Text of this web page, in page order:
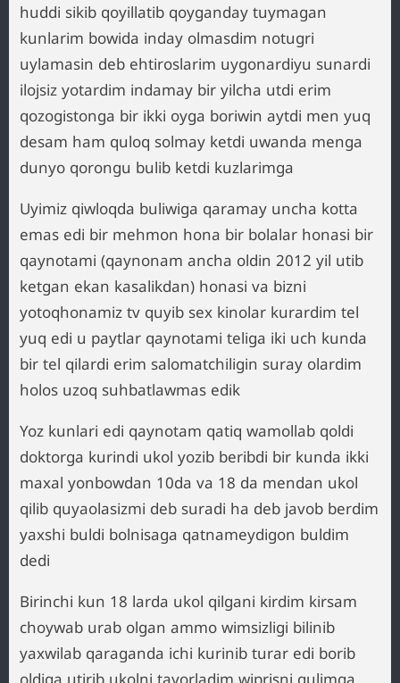
huddi sikib qoyillatib qoyganday tuymagan
kunlarim bowida inday olmasdim notugri
uylamasin deb ehtiroslarim uygonardiyu sunardi
ilojsiz yotardim indamay bir yilcha utdi erim
qozogistonga bir ikki oyga boriwin aytdi men yuq
desam ham quloq solmay ketdi uwanda menga
dunyo qorongu bulib ketdi kuzlarimga
Uyimiz qiwloqda buliwiga qaramay uncha kotta
emas edi bir mehmon hona bir bolalar honasi bir
qaynotami (qaynonam ancha oldin 2012 yil utib
ketgan ekan kasalikdan) honasi va bizni
yotoqhonamiz tv quyib sex kinolar kurardim tel
yuq edi u paytlar qaynotami teliga iki uch kunda
bir tel qilardi erim salomatchiligin suray olardim
holos uzoq suhbatlawmas edik
Yoz kunlari edi qaynotam qatiq wamollab qoldi
doktorga kurindi ukol yozib beribdi bir kunda ikki
maxal yonbowdan 10da va 18 da mendan ukol
qilib quyaolasizmi deb suradi ha deb javob berdim
yaxshi buldi bolnisaga qatnameydigon buldim
dedi
Birinchi kun 18 larda ukol qilgani kirdim kirsam
choywab urab olgan ammo wimsizligi bilinib
yaxwilab qaraganda ichi kurinib turar edi borib